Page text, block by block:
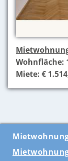
Wohnfläche:
Miete: €